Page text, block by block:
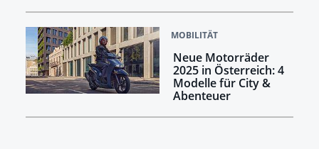
MOBILITÄT
Neue Motorräder
2025 in Österreich: 4
Modelle für City &
Abenteuer